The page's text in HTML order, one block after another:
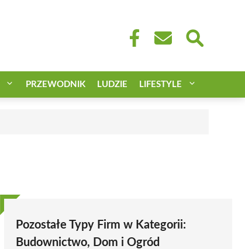
PRZEWODNIK LUDZIE LIFESTYLE
Pozostałe Typy Firm w Kategorii:
Budownictwo, Dom i Ogród